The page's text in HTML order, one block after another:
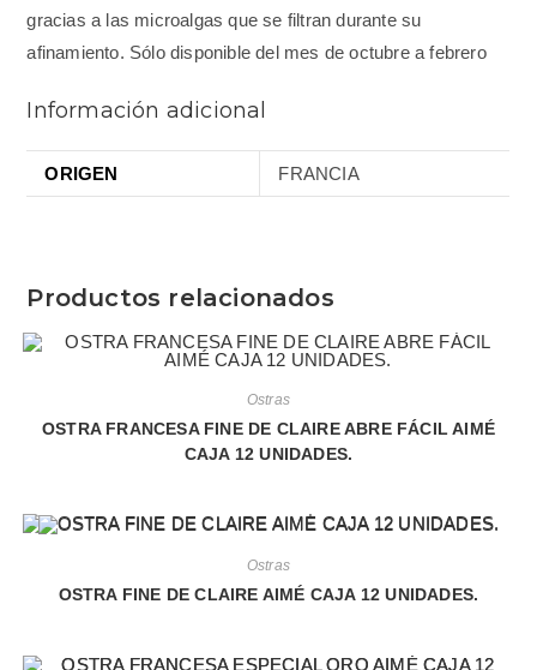
gracias a las microalgas que se filtran durante su
afinamiento. Sólo disponible del mes de octubre a febrero
Información adicional
ORIGEN FRANCIA
Productos relacionados
Ostras
OSTRA FRANCESA FINE DE CLAIRE ABRE FÁCIL AIMÉ
CAJA 12 UNIDADES.
Ostras
OSTRA FINE DE CLAIRE AIMÉ CAJA 12 UNIDADES.